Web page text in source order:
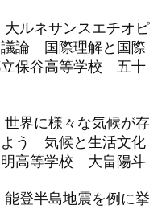
ルネサンスエチオピ
議論 国際理解と国際
立保谷高等学校 五十
界に様々な気候が存
よう 気候と生活文化
明高等学校 大畠陽斗
登半島地震を例に挙